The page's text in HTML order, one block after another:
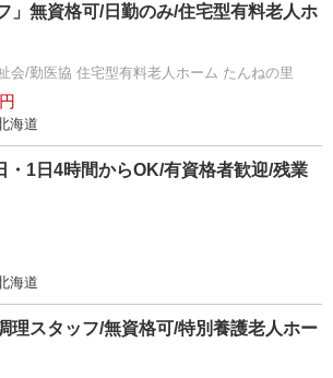
」無資格可/日勤のみ/住宅型有料老人ホ
会/勤医協 住宅型有料老人ホーム たんねの里
海道
・1日4時間からOK/有資格者歓迎/残業
海道
理スタッフ/無資格可/特別養護老人ホー